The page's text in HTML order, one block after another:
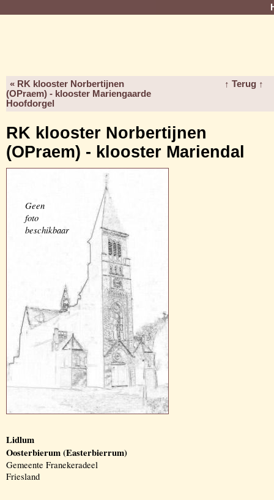
« RK klooster Norbertijnen
(OPraem) - klooster Mariengaarde
Hoofdorgel
↑ Terug ↑
RK klooster Norbertijnen
(OPraem) - klooster Mariendal
Geen
foto
beschikbaar
Lidlum
Oosterbierum (Easterbierrum)
Gemeente Franekeradeel
Friesland